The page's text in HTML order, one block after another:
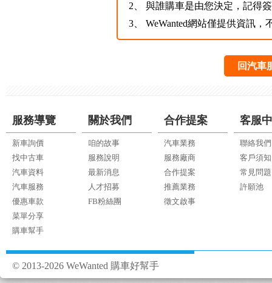
2、
與誰購車是由您決定，記得
3、
WeWanted網站僅提供資訊
回汽車
服務導覽
新車詢價
找中古車
汽車資料
汽車服務
優惠車款
菜單分享
購車幫手
關於我們
咱的故事
服務說明
最新消息
人才招募
FB粉絲團
合作提案
汽車業務
服務廠商
合作提案
推薦業務
徵文啟事
客服
聯絡我們
客戶須知
常見問題
許願池
© 2013-2026 WeWanted 購車好幫手